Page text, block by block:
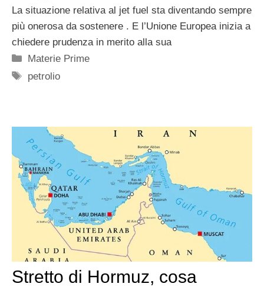
La situazione relativa al jet fuel sta diventando sempre
più onerosa da sostenere . E l’Unione Europea inizia a
chiedere prudenza in merito alla sua
Categorie
Materie Prime
Tag
petrolio
Stretto di Hormuz, cosa